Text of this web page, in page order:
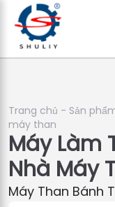
Trang chủ - Sản
máy than
Máy Làm
Nhà Máy
Máy Than Bánh